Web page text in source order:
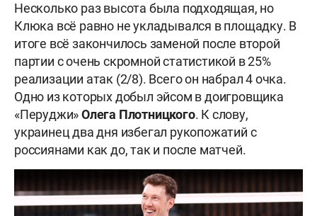
Несколько раз высота была подходящая, но
Клюка всё равно не укладывался в площадку. В
итоге всё закончилось заменой после второй
партии с очень скромной статистикой в 25%
реализации атак (2/8). Всего он набрал 4 очка.
Одно из которых добыл эйсом в доигровщика
«Перуджи»Олега Плотницкого. К слову,
украинец два дня избегал рукопожатий с
россиянами как до, так и после матчей.